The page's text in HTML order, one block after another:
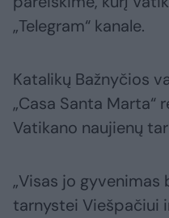
„Telegram“ kanale.
Katalikų Bažnyčios
„Casa Santa Marta“
Vatikano naujienų
„Visas jo
tarnystei Viešpačiui